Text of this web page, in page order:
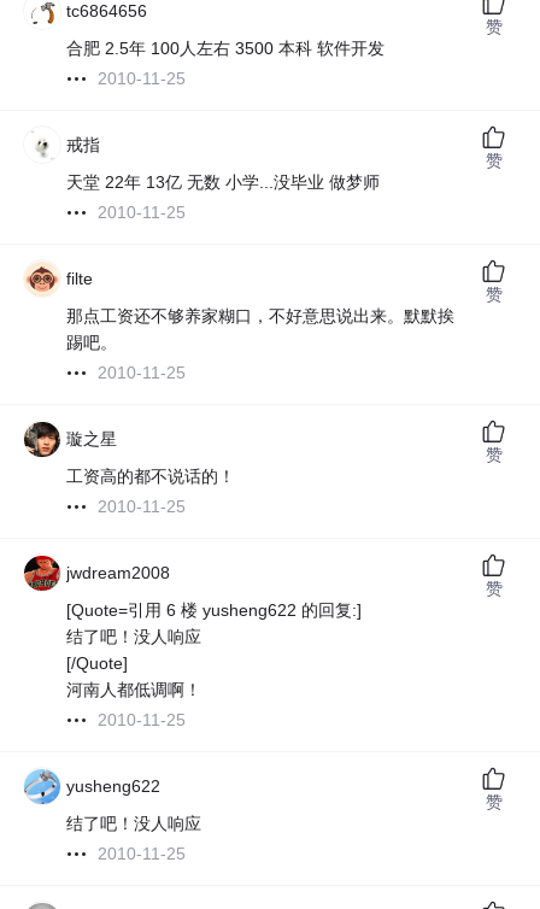
tc6864656
合肥 2.5年 100人左右 3500 本科 软件开发
2010-11-25
赞
戒指
天堂 22年 13亿 无数 小学...没毕业 做梦师
2010-11-25
赞
filte
那点工资还不够养家糊口，不好意思说出来。默默挨
踢吧。
2010-11-25
赞
璇之星
工资高的都不说话的！
2010-11-25
赞
jwdream2008
[Quote=引用 6 楼 yusheng622 的回复:]
结了吧！没人响应
[/Quote]
河南人都低调啊！
2010-11-25
赞
yusheng622
结了吧！没人响应
2010-11-25
赞